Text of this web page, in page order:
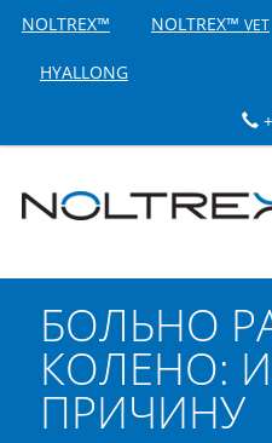
NOLTREX™ NOLTREX™ VET
HYALLONG
БОЛЬНО
КОЛЕНО:
ПРИЧИНУ